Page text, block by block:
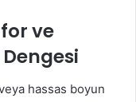
ve
hassas boyun